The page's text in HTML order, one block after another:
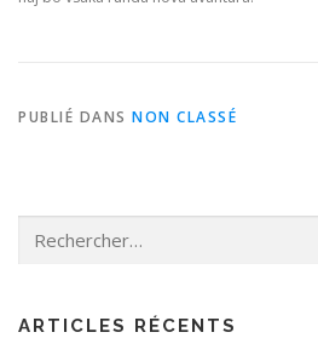
PUBLIÉ DANS NON CLASSÉ
ARTICLES RÉCENTS